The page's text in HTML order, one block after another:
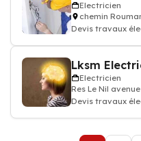
Electricien
chemin
Devis travaux
Lksm
Electricien
Res Le Nil
Devis travaux